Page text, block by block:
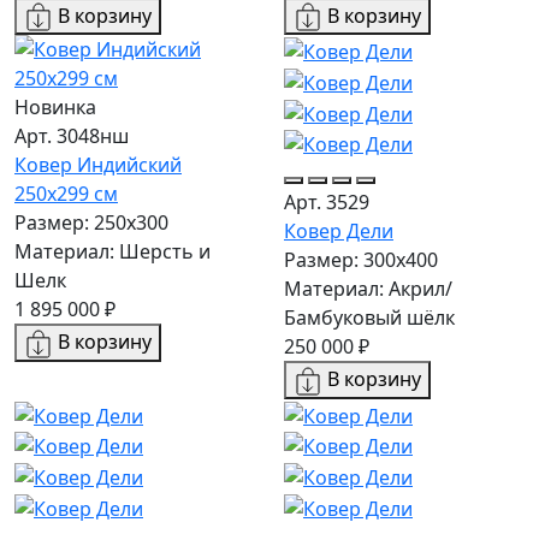
В корзину
В корзину
Новинка
Арт. 3048нш
Ковер Индийский
250x299 см
Размер: 250x300
Материал: Шерсть и
Шелк
1 895 000 ₽
В корзину
Арт. 3529
Ковер Дели
Размер: 300х400
Материал: Акрил/
Бамбуковый шёлк
250 000 ₽
В корзину